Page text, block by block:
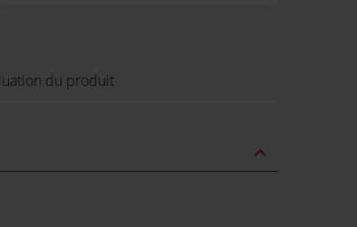
du produit
expand_less